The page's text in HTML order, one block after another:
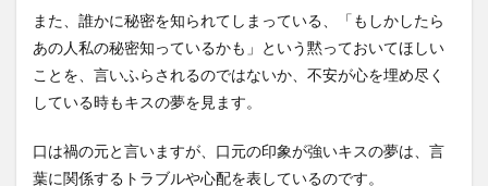
また、誰かに秘密を知られてしまっている、「もしかしたら
あの人私の秘密知っているかも」という黙っておいてほしい
ことを、言いふらされるのではないか、不安が心を埋め尽く
している時もキスの夢を見ます。
口は禍の元と言いますが、口元の印象が強いキスの夢は、言
葉に関係するトラブルや心配を表しているのです。